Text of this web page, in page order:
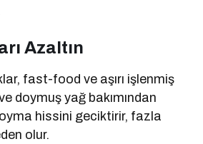
Azaltın
fast-food ve aşırı işlenmiş
doymuş yağ bakımından
hissini geciktirir, fazla
olur.